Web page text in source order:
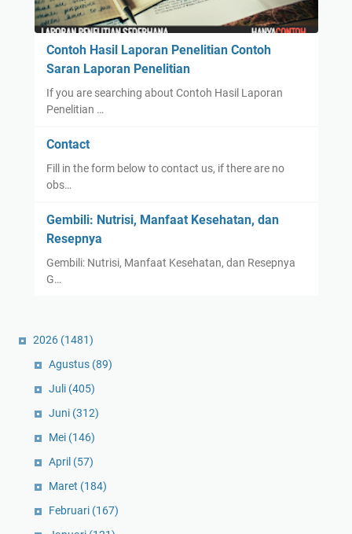
Contoh Hasil Laporan Penelitian Contoh
Saran Laporan Penelitian
If you are searching about Contoh Hasil Laporan
Penelitian …
Contact
Fill in the form below to contact us, if there are no
obs…
Gembili: Nutrisi, Manfaat Kesehatan, dan
Resepnya
Gembili: Nutrisi, Manfaat Kesehatan, dan Resepnya
G…
2026 (1481)
Agustus (89)
Juli (405)
Juni (312)
Mei (146)
April (57)
Maret (184)
Februari (167)